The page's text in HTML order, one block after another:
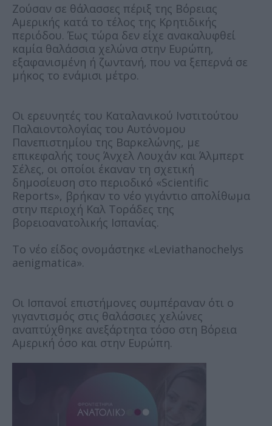
Ζούσαν σε θάλασσες πέριξ της Βόρειας
Αμερικής κατά το τέλος της Κρητιδικής
περιόδου. Έως τώρα δεν είχε ανακαλυφθεί
καμία θαλάσσια χελώνα στην Ευρώπη,
εξαφανισμένη ή ζωντανή, που να ξεπερνά σε
μήκος το ενάμισι μέτρο.
Οι ερευνητές του Καταλανικού Ινστιτούτου
Παλαιοντολογίας του Αυτόνομου
Πανεπιστημίου της Βαρκελώνης, με
επικεφαλής τους Άνχελ Λουχάν και Άλμπερτ
Σέλες, οι οποίοι έκαναν τη σχετική
δημοσίευση στο περιοδικό «Scientific
Reports», βρήκαν το νέο γιγάντιο απολίθωμα
στην περιοχή Καλ Τοράδες της
βορειοανατολικής Ισπανίας.
Το νέο είδος ονομάστηκε «Leviathanochelys
aenigmatica».
Οι Ισπανοί επιστήμονες συμπέραναν ότι ο
γιγαντισμός στις θαλάσσιες χελώνες
αναπτύχθηκε ανεξάρτητα τόσο στη Βόρεια
Αμερική όσο και στην Ευρώπη.